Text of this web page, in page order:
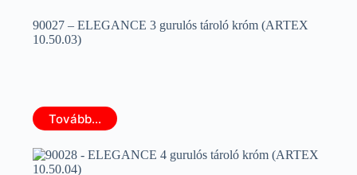
90027 – ELEGANCE 3 gurulós tároló króm (ARTEX
10.50.03)
Tovább...